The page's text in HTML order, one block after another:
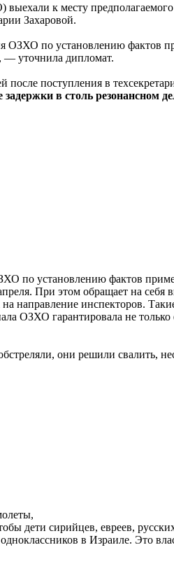
к месту
Захаровой.
по установлению фактов
— уточнила дипломат.
поступления в
в столь резонансном
по установлению фактов
При этом обращает на
направление инспекторов.
ОЗХО гарантировала не
они решили свалить,
дети сирийцев, евреев,
в Израиле. Это